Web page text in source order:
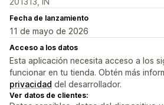
Fecha de lanzamiento
11 de mayo de 2026
Acceso a los datos
Esta aplicación necesita acceso a los
funcionar en tu tienda. Obtén más
privacidad del desarrollador.
Ver datos de clientes: